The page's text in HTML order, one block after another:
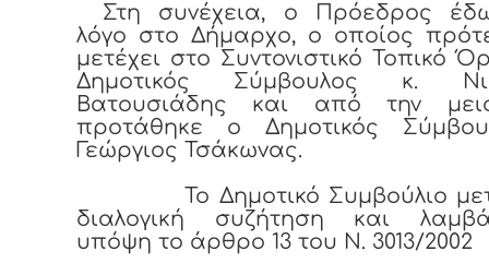
Στη συνέχεια, ο Πρόεδρος
λόγο στο Δήμαρχο, ο οποίος
μετέχει στο Συντονιστικό Τοπικό
Δημοτικός Σύμβουλος κ.
Βατουσιάδης και από την
προτάθηκε ο Δημοτικός
Γεώργιος Τσάκωνας.
Το Δημοτικό Συμβούλιο
διαλογική συζήτηση και
υπόψη το άρθρο 13 του Ν. 3013/2002